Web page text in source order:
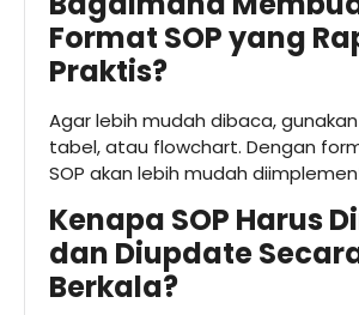
Format SOP yang
Praktis?
Agar lebih mudah dibaca,
tabel, atau flowchart. Dengan
SOP akan lebih mudah
Kenapa SOP Harus
dan Diupdate
Berkala?